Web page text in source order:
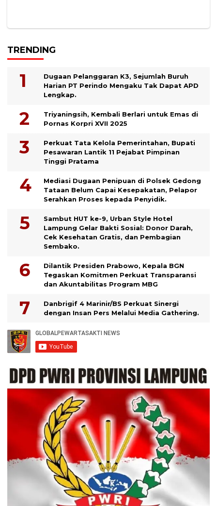
TRENDING
Dugaan Pelanggaran K3, Sejumlah Buruh
Harian PT Perindo Mengaku Tak Dapat APD
Lengkap.
Triyaningsih, Kembali Berlari untuk Emas di
Pornas Korpri XVII 2025
Perkuat Tata Kelola Pemerintahan, Bupati
Pesawaran Lantik 11 Pejabat Pimpinan
Tinggi Pratama
Mediasi Dugaan Penipuan di Polsek Gedong
Tataan Belum Capai Kesepakatan, Pelapor
Serahkan Proses kepada Penyidik.
Sambut HUT ke-9, Urban Style Hotel
Lampung Gelar Bakti Sosial: Donor Darah,
Cek Kesehatan Gratis, dan Pembagian
Sembako.
Dilantik Presiden Prabowo, Kepala BGN
Tegaskan Komitmen Perkuat Transparansi
dan Akuntabilitas Program MBG
Danbrigif 4 Marinir/BS Perkuat Sinergi
dengan Insan Pers Melalui Media Gathering.